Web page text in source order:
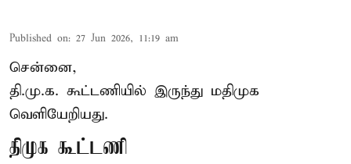
Published on: 27 Jun 2026, 11:19 am
சென்னை,
தி.மு.க. கூட்டணியில் இருந்து மதிமுக
வெளியேறியது.
திமுக கூட்டணி